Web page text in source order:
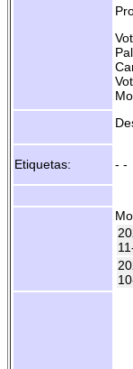
Etiquetas: - -